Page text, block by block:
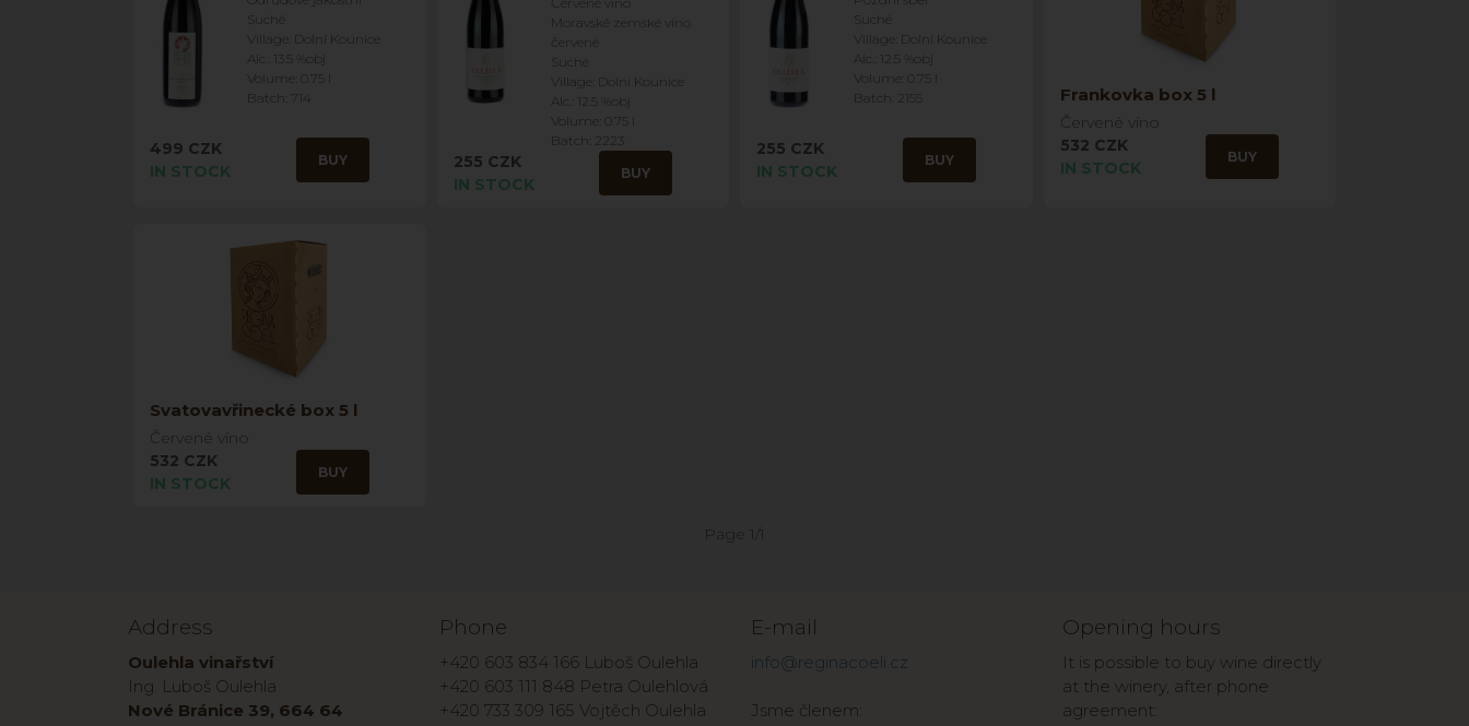
Suché
Village: Dolní Kounice
Alc.: 13.5 %obj
Volume: 0.75 l
Batch: 714
499 CZK
IN STOCK
BUY
Moravské zemské víno
červené
Suché
Village: Dolní Kounice
Alc.: 12.5 %obj
Volume: 0.75 l
Batch: 2223
255 CZK
IN STOCK
BUY
Suché
Village: Dolní Kounice
Alc.: 12.5 %obj
Volume: 0.75 l
Batch: 2155
255 CZK
IN STOCK
BUY
Frankovka box 5 l
Červené víno
532 CZK
IN STOCK
BUY
Svatovavřinecké box 5 l
Červené víno
532 CZK
IN STOCK
BUY
Page 1/1
Address
Oulehla vinařství
Ing. Luboš Oulehla
Nové Bránice 39, 664 64
Phone
+420 603 834 166 Luboš Oulehla
+420 603 111 848 Petra Oulehlová
+420 733 309 165 Vojtěch Oulehla
E-mail
info@reginacoeli.cz
Jsme členem:
Opening hours
It is possible to buy wine directly
at the winery, after phone
agreement: